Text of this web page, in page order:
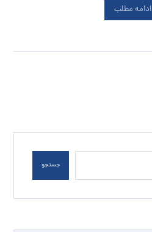
ادامه مطلب
جستجو